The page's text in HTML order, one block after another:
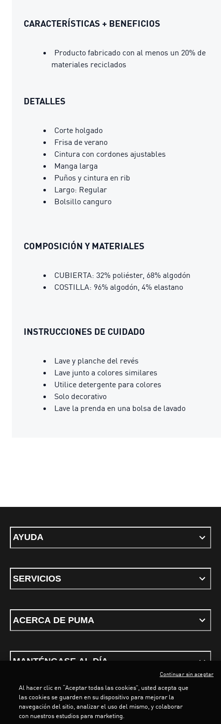
LOADING...
CARACTERÍSTICAS + BENEFICIOS
Producto fabricado con al menos un 20% de
materiales reciclados
DETALLES
Corte holgado
Frisa de verano
Cintura con cordones ajustables
Manga larga
Puños y cintura en rib
Largo: Regular
Bolsillo canguro
COMPOSICIÓN Y MATERIALES
CUBIERTA: 32% poliéster, 68% algodón
COSTILLA: 96% algodón, 4% elastano
INSTRUCCIONES DE CUIDADO
Lave y planche del revés
Lave junto a colores similares
Utilice detergente para colores
Solo decorativo
Lave la prenda en una bolsa de lavado
AYUDA
SERVICIOS
ACERCA DE PUMA
MANTÉNGASE AL DÍA
Términos y condicionesPolítica de Privacidad
Al hacer clic en “Aceptar todas las cookies”, usted acepta que
las cookies se guarden en su dispositivo para mejorar la
navegación del sitio, analizar el uso del mismo, y colaborar
con nuestros estudios para marketing.
Continuar sin aceptar